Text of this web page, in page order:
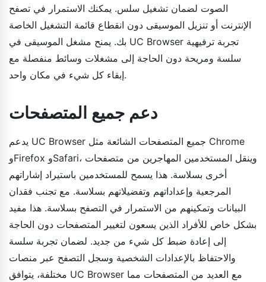
الصوت لضمان تشغيل سلس. يمكنك الاستمرار في تصفح
الإنترنت أو تنزيل الموسيقى دون انقطاع قائمة التشغيل الخاصة
بك. يمنح مشغل الموسيقى في UC Browser تجربة ترفيهية
سلسة ومريحة دون الحاجة إلى مشغلات وسائط منفصلة مع
إبقاء كل شيء في مكان واحد.
دعم جميع المتصفحات
يدعم UC Browser جميع المتصفحات الشائعة مثل Chrome
وFirefox وSafari، وينقل المستخدمين المهاجرين من متصفحات
أخرى بسلاسة. هذا يسمح للمستخدمين باستيراد إشاراتهم
المرجعية وإعداداتهم وتفضيلاتهم بسلاسة. مع تجنب فقدان
البيانات وتمكينهم من الاستمرار في التصفح بسلاسة. هذا مفيد
بشكل خاص للأفراد الذين يسعون لتغيير المتصفحات دون الحاجة
إلى إعادة ضبط كل شيء من جديد. لضمان تجربة سلسة
والاحتفاظ بالإعدادات الشخصية وسجل التصفح عبر منصات
مختلفة، يتوافق UC Browser مع العديد من المتصفحات مما